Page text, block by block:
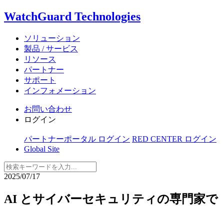
WatchGuard Technologies
ソリューション
製品 / サービス
リソース
パートナー
サポート
インフォメーション
お問い合わせ
ログイン
パートナーポータル ログイン RED CENTER ログイン
Global Site
2025/07/17
AI とサイバーセキュリティの専門家で